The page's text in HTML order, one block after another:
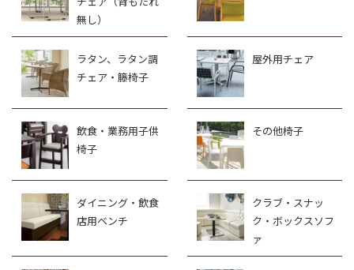
無し）
ラタン、ラタン調
チェア・籐椅子
屋外用チェア
飲食・業務用子供
椅子
その他椅子
ダイニング・飲食
店用ベンチ
クラブ・スナッ
ク・ボックスソフ
ァ